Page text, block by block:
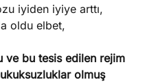
iyiden iyiye arttı,
oldu elbet,
ve bu tesis edilen rejim
olmuş